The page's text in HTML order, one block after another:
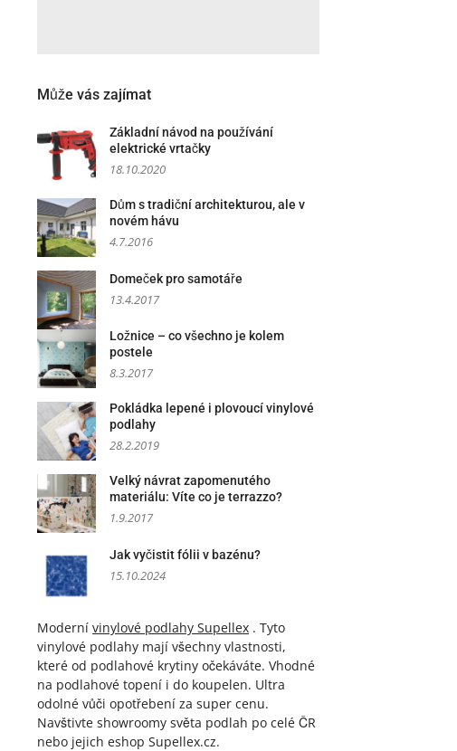
Může vás zajímat
Základní návod na používání
elektrické vrtačky
18.10.2020
Dům s tradiční architekturou, ale v
novém hávu
4.7.2016
Domeček pro samotáře
13.4.2017
Ložnice – co všechno je kolem
postele
8.3.2017
Pokládka lepené i plovoucí vinylové
podlahy
28.2.2019
Velký návrat zapomenutého
materiálu: Víte co je terrazzo?
1.9.2017
Jak vyčistit fólii v bazénu?
15.10.2024
Moderní vinylové podlahy Supellex . Tyto
vinylové podlahy mají všechny vlastnosti,
které od podlahové krytiny očekáváte. Vhodné
na podlahové topení i do koupelen. Ultra
odolné vůči opotřebení za super cenu.
Navštivte showroomy světa podlah po celé ČR
nebo jejich eshop Supellex.cz.